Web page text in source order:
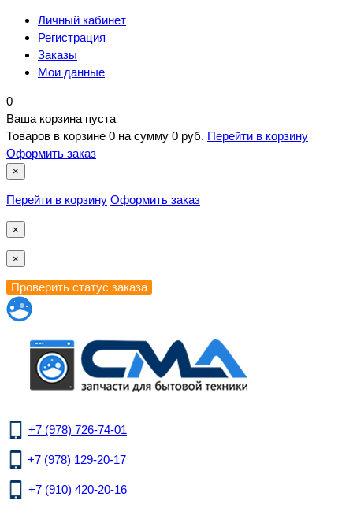
Личный кабинет
Регистрация
Заказы
Мои данные
0
Ваша корзина пуста
Товаров в корзине 0 на сумму 0 руб. Перейти в корзину
Оформить заказ
×
Перейти в корзину Оформить заказ
×
×
+7 (978) 726-74-01
+7 (978) 129-20-17
+7 (910) 420-20-16